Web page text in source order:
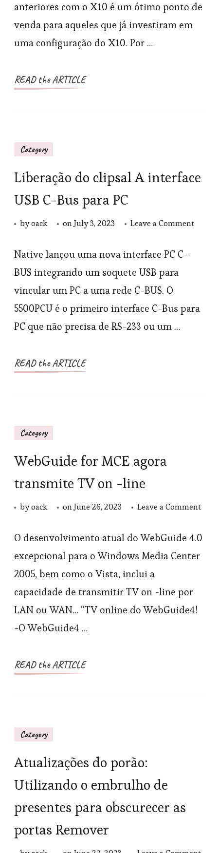
Reino
anteriores com o X10 é um ótimo ponto de
venda para aqueles que já investiram em
uma configuração do X10. Por …
READ the ARTICLE
Category
Liberação do clipsal A interface
USB C-Bus para PC
byoack onJuly 3, 2023 Leave a Commenton
USB
Native lançou uma nova interface PC C-
BUS integrando um soquete USB para
vincular um PC a uma rede C-BUS. O
5500PCU é o primeiro interface C-Bus para
PC que não precisa de RS-233 ou um …
READ the ARTICLE
Category
WebGuide for MCE agora
transmite TV on -line
byoack onJune 26, 2023 Leave a Commenton
for
O desenvolvimento atual do WebGuide 4.0
excepcional para o Windows Media Center
2005, bem como o Vista, inclui a
capacidade de transmitir TV on -line por
LAN ou WAN… “TV online do WebGuide4!
-O WebGuide4 …
READ the ARTICLE
Category
Atualizações do porão:
Utilizando o embrulho de
presentes para obscurecer as
portas Remover